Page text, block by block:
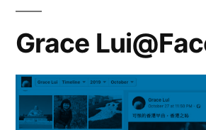
Grace